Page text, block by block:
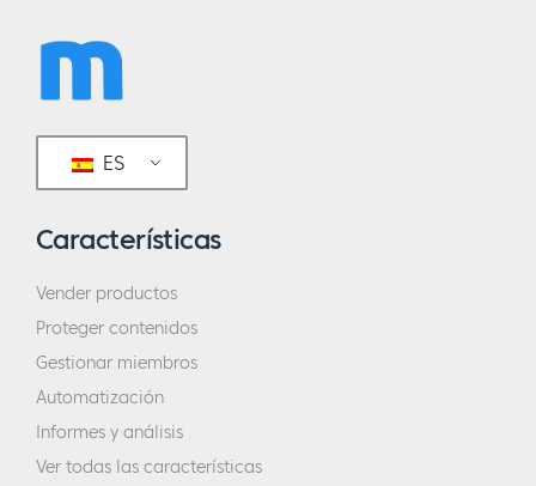
ES
Características
Vender productos
Proteger contenidos
Gestionar miembros
Automatización
Informes y análisis
Ver todas las características